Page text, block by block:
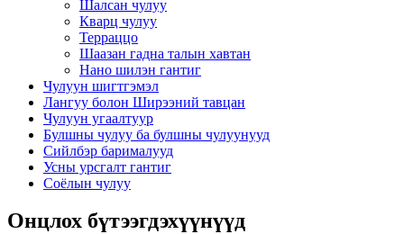
Шалсан чулуу
Кварц чулуу
Терраццо
Шаазан гадна талын хавтан
Нано шилэн гантиг
Чулуун шигтгэмэл
Лангуу болон Ширээний тавцан
Чулуун угаалтуур
Булшны чулуу ба булшны чулуунууд
Сийлбэр барималууд
Усны урсгалт гантиг
Соёлын чулуу
Онцлох бүтээгдэхүүнүүд